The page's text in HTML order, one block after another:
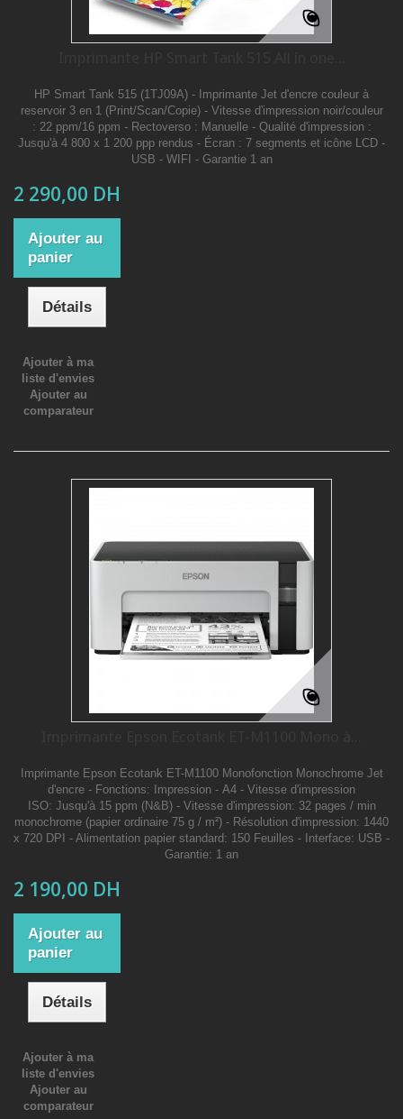
HP Smart Tank 515 (1TJ09A) - Imprimante Jet d'encre couleur à
reservoir 3 en 1 (Print/Scan/Copie) - Vitesse d'impression noir/couleur
: 22 ppm/16 ppm - Rectoverso : Manuelle - Qualité d'impression :
Jusqu'à 4 800 x 1 200 ppp rendus - Écran : 7 segments et icône LCD -
USB - WIFI - Garantie 1 an
2 290,00 DH
Ajouter au
panier
Détails
Ajouter à ma
liste d'envies
Ajouter au
comparateur
Imprimante Epson Ecotank ET-M1100 Monofonction Monochrome Jet
d'encre - Fonctions: Impression - A4 - Vitesse d'impression
ISO: Jusqu'à 15 ppm (N&B) - Vitesse d'impression: 32 pages / min
monochrome (papier ordinaire 75 g / m²) - Résolution d'impression: 1440
x 720 DPI - Alimentation papier standard: 150 Feuilles - Interface: USB -
Garantie: 1 an
2 190,00 DH
Ajouter au
panier
Détails
Ajouter à ma
liste d'envies
Ajouter au
comparateur